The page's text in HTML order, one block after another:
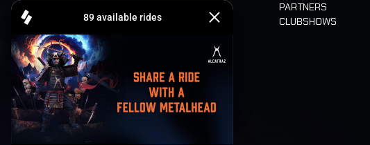
Tickets
PARTNERS
CLUBSHOWS